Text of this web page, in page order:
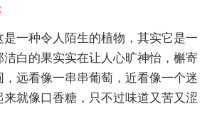
一种令人陌生的植物，其实它是一
白的果实实在让人心旷神怡，槲寄
远看像一串串葡萄，近看像一个迷
就像口香糖，只不过味道又苦又涩